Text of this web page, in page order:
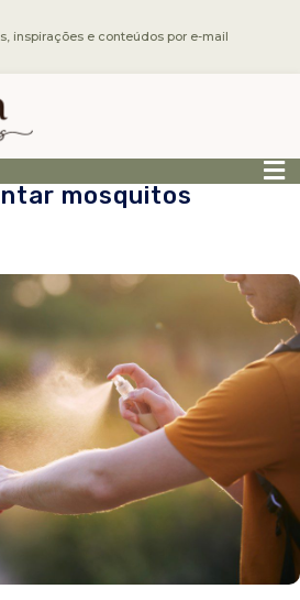
inspirações e conteúdos por e-mail
mosquitos